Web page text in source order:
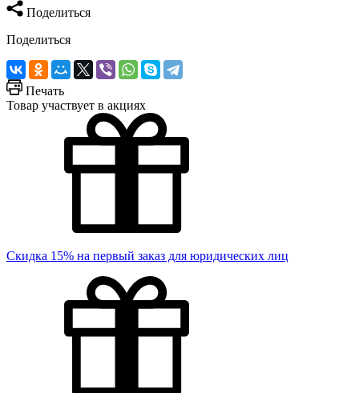
Поделиться
Поделиться
Печать
Товар участвует в акциях
Скидка 15% на первый заказ для юридических лиц